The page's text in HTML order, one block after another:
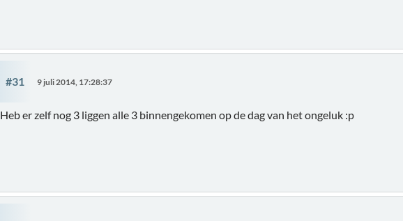
#31 9 juli 2014, 17:28:37
Heb er zelf nog 3 liggen alle 3 binnengekomen op de dag van het ongeluk :p